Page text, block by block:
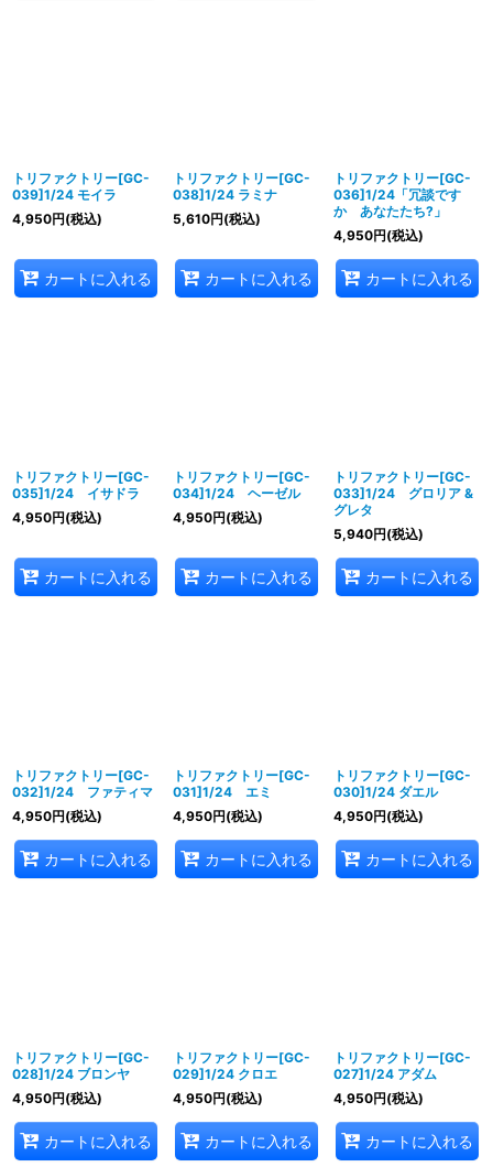
トリファクトリー[GC-
039]1/24 モイラ
4,950円(税込)
カートに入れる
トリファクトリー[GC-
038]1/24 ラミナ
5,610円(税込)
カートに入れる
トリファクトリー[GC-
036]1/24「冗談です
か あなたたち?」
4,950円(税込)
カートに入れる
トリファクトリー[GC-
035]1/24 イサドラ
4,950円(税込)
カートに入れる
トリファクトリー[GC-
034]1/24 ヘーゼル
4,950円(税込)
カートに入れる
トリファクトリー[GC-
033]1/24 グロリア &
グレタ
5,940円(税込)
カートに入れる
トリファクトリー[GC-
032]1/24 ファティマ
4,950円(税込)
カートに入れる
トリファクトリー[GC-
031]1/24 エミ
4,950円(税込)
カートに入れる
トリファクトリー[GC-
030]1/24 ダエル
4,950円(税込)
カートに入れる
トリファクトリー[GC-
028]1/24 ブロンヤ
4,950円(税込)
カートに入れる
トリファクトリー[GC-
029]1/24 クロエ
4,950円(税込)
カートに入れる
トリファクトリー[GC-
027]1/24 アダム
4,950円(税込)
カートに入れる